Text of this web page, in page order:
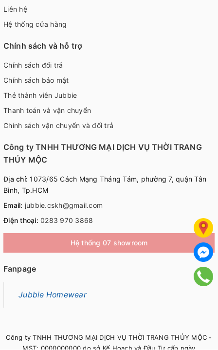
Liên hệ
Hệ thống cửa hàng
Chính sách và hỗ trợ
Chính sách đổi trả
Chính sách bảo mật
Thẻ thành viên Jubbie
Thanh toán và vận chuyển
Chính sách vận chuyển và đổi trả
Công ty TNHH THƯƠNG MẠI DỊCH VỤ THỜI TRANG
THỦY MỘC
Địa chỉ: 1073/65 Cách Mạng Tháng Tám, phường 7, quận Tân
Bình, Tp.HCM
Email: jubbie.cskh@gmail.com
Điện thoại: 0283 970 3868
Hệ thống 07 showroom
Công ty TNHH THƯƠNG MẠI DỊCH VỤ THỜI TRANG THỦY MỘC -
MST: 0000000000 do sở Kế Hoạch và Đầu Tư cấp ngày
Fanpage
Jubbie Homewear